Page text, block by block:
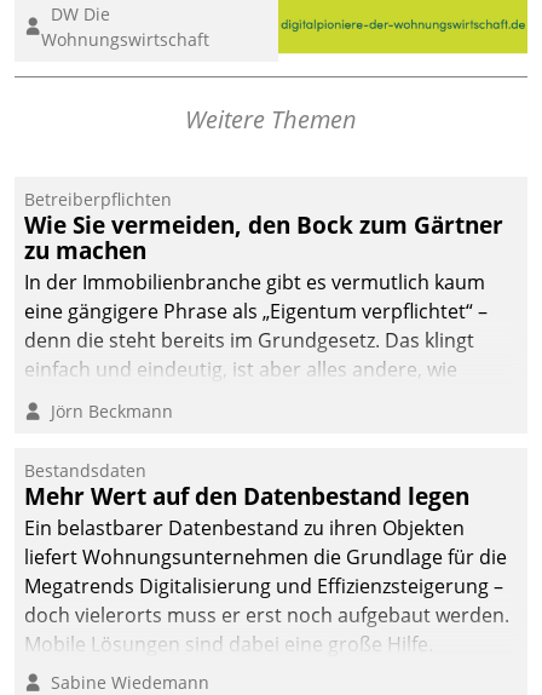
eine digitale Zukunft zu
finden, ist das Ziel des
Awards „Digitalpioniere
Wohnungswirtschaft“.
dafür ein Team
bestehend aus
Wohnungsunternehmen
und PropTech.
DW Die
Wohnungswirtschaft
Weitere Themen
Betreiberpflichten
Wie Sie vermeiden, den Bock zum Gärtner
zu machen
In der Immobilienbranche gibt es vermutlich kaum
eine gängigere Phrase als „Eigentum verpflichtet“ –
denn die steht bereits im Grundgesetz. Das klingt
einfach und eindeutig, ist aber alles andere, wie
Branchenbeschäftigte wissen. Denn mit der
Verantwortung folgen Verpflichtungen.
Jörn Beckmann
Bestandsdaten
Mehr Wert auf den Datenbestand legen
Ein belastbarer Datenbestand zu ihren Objekten
liefert Wohnungsunternehmen die Grundlage für die
Megatrends Digitalisierung und Effizienzsteigerung –
doch vielerorts muss er erst noch aufgebaut werden.
Mobile Lösungen sind dabei eine große Hilfe.
Sabine Wiedemann